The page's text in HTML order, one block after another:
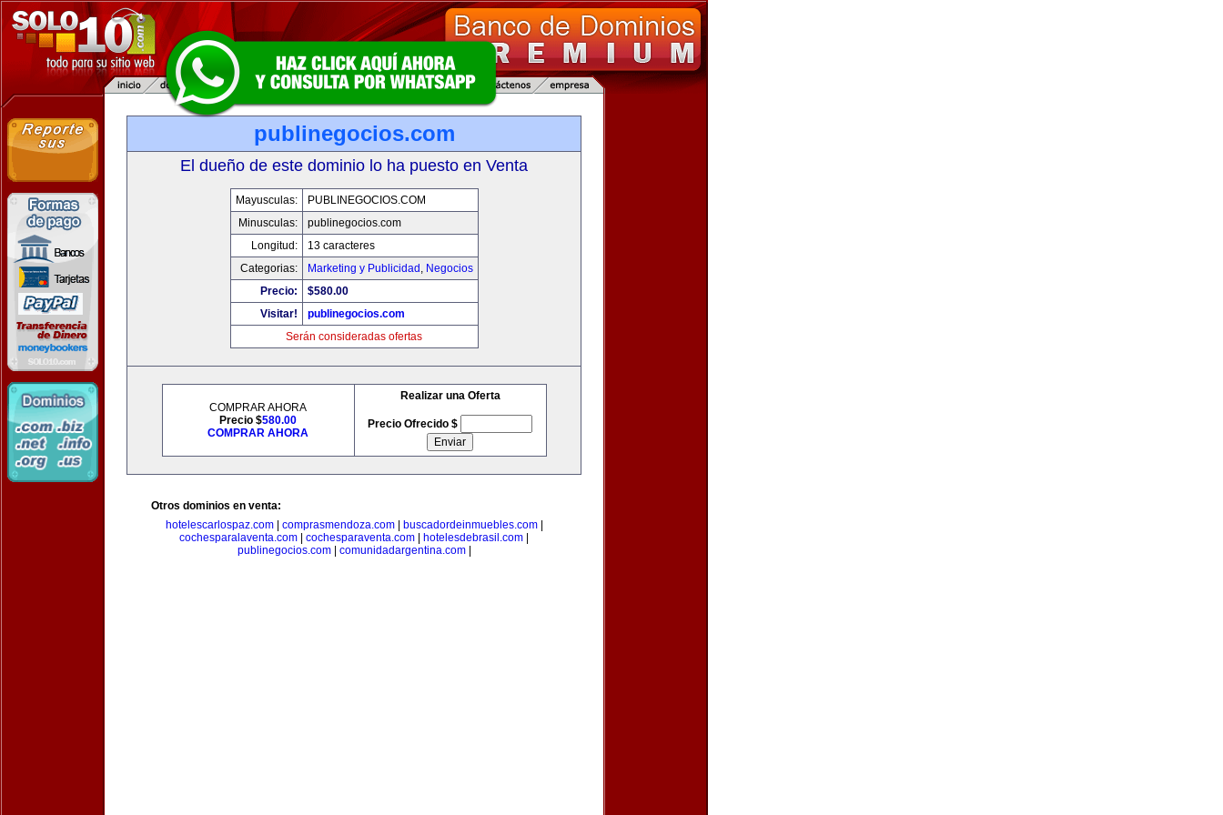
publinegocios.com
El dueño de este dominio lo ha puesto en Venta
Mayusculas:
PUBLINEGOCIOS.COM
Minusculas:
publinegocios.com
Longitud:
13 caracteres
Categorias:
Marketing y Publicidad , Negocios
Precio:
$580.00
Visitar!
publinegocios.com
Serán consideradas ofertas
COMPRAR AHORA
Precio $580.00
COMPRAR AHORA
Realizar una Oferta
Precio Ofrecido $
Otros dominios en venta:
hotelescarlospaz.com| comprasmendoza.com| buscadordeinmuebles.com|
cochesparalaventa.com
cochesparaventa.com hotelesdebrasil.com
publinegocios.com| comunidadargentina.com|